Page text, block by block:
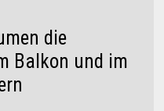
die
Balkon und im